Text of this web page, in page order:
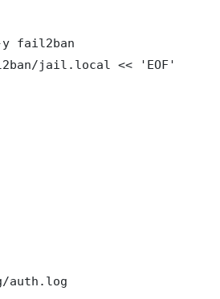
fail2ban
jail.local << 'EOF'
auth.log